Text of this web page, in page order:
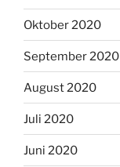
Oktober 2020
September 2020
August 2020
Juli 2020
Juni 2020